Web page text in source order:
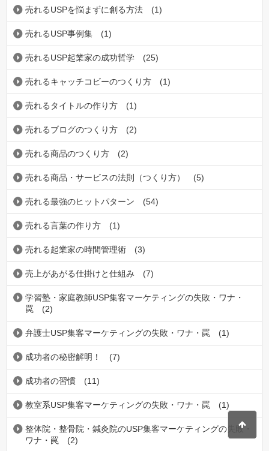
売れるUSPを悩まずに創る方法 (1)
売れるUSP事例集 (1)
売れるUSP起業家の成功哲学 (25)
売れるキャッチコビーのつくり方 (1)
売れるタイトルの作り方 (1)
売れるブログのつくり方 (2)
売れる商品のつくり方 (2)
売れる商品・サービスの法則（つくり方） (5)
売れる最強のヒットパターン (54)
売れる言葉の作り方 (1)
売れる起業家の時間管理術 (3)
売上があがる仕掛けと仕組み (7)
学習塾・家庭教師USP集客マーケティングの失敗・ワナ・
罠
(2)
弁護士USP集客マーケティングの失敗・ワナ・罠 (1)
成功者の秘密解明！ (7)
成功者の習慣 (11)
教室系USP集客マーケティングの失敗・ワナ・罠 (1)
整体院・整骨院・鍼灸院のUSP集客マーケティングの失敗・
ワナ・罠
(2)